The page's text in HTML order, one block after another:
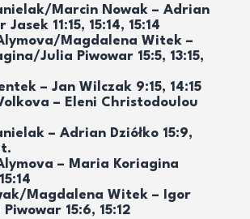
Marcin Nowak – Adrian
Jasek 11:15, 15:14, 15:14
Magdalena Witek –
Julia Piwowar 15:5, 13:15,
– Jan Wilczak 9:15, 14:15
– Eleni Christodoulou
– Adrian Dziółko 15:9,
– Maria Koriagina
Magdalena Witek – Igor
15:6, 15:12